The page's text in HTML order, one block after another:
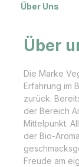
Über Uns
Über
Die Marke
Erfahrung im
zurück.
der Bereich
Mittelpunkt.
der Bio-
Freude am